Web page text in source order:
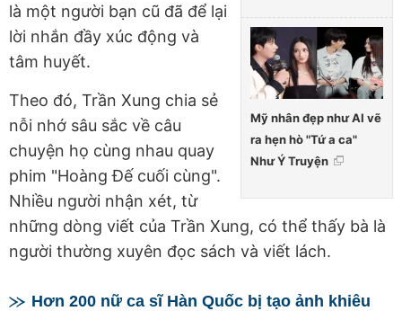
Mỹ nhân đẹp như AI vẽ
ra hẹn hò "Tứ a ca"
Như Ý Truyện
là một người bạn cũ đã để lại
lời nhắn đầy xúc động và
tâm huyết.
Theo đó, Trần Xung chia sẻ
nỗi nhớ sâu sắc về câu
chuyện họ cùng nhau quay
phim "Hoàng Đế cuối cùng".
Nhiều người nhận xét, từ
những dòng viết của Trần Xung, có thể thấy bà là
người thường xuyên đọc sách và viết lách.
Hơn 200 nữ ca sĩ Hàn Quốc bị tạo ảnh khiêu